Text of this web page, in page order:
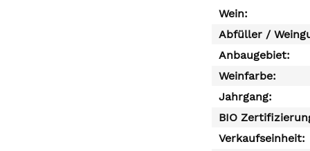
Wein:
Abfüller /
Anbaugebiet:
Weinfarbe:
Jahrgang:
BIO
Verkaufseinheit: